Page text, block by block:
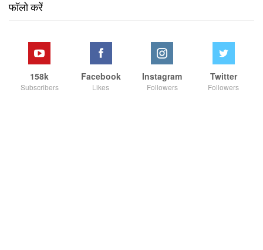
फॉलो करें
158k
Subscribers
Facebook
Likes
Instagram
Followers
Twitter
Followers